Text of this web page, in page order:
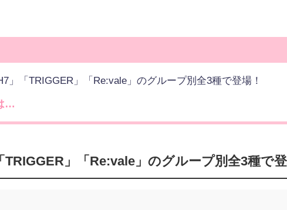
」「TRIGGER」「Re:vale」のグループ別全3種で登場！
…
TRIGGER」「Re:vale」のグループ別全3種で